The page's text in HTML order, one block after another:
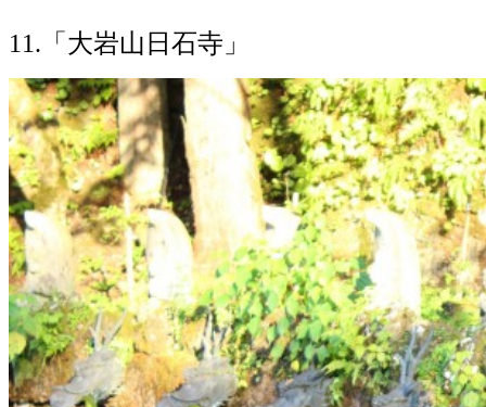
11.「大岩山日石寺」